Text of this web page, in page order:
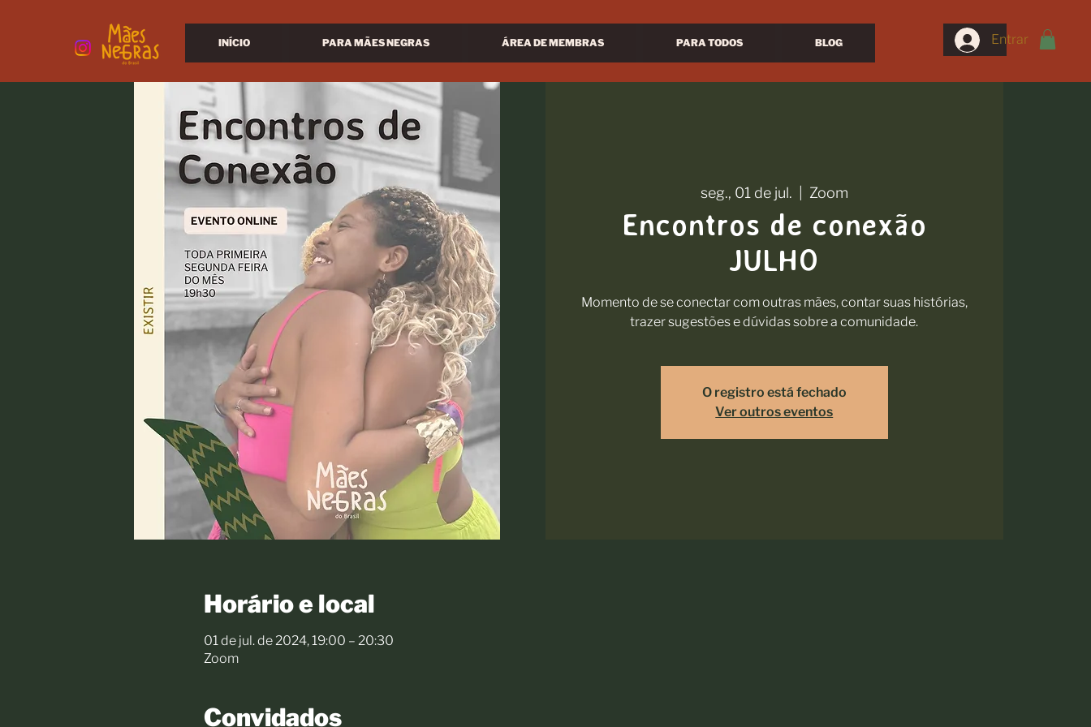
INÍCIO PARA MÃES NEGRAS ÁREA DE MEMBRAS PARA TODOS BLOG Entrar
seg., 01 de jul. Zoom
Encontros de conexão
JULHO
Momento de se conectar com outras mães, contar suas histórias,
trazer sugestões e dúvidas sobre a comunidade.
O registro está fechado
Ver outros eventos
Horário e local
01 de jul. de 2024, 19:00 – 20:30
Zoom
Convidados